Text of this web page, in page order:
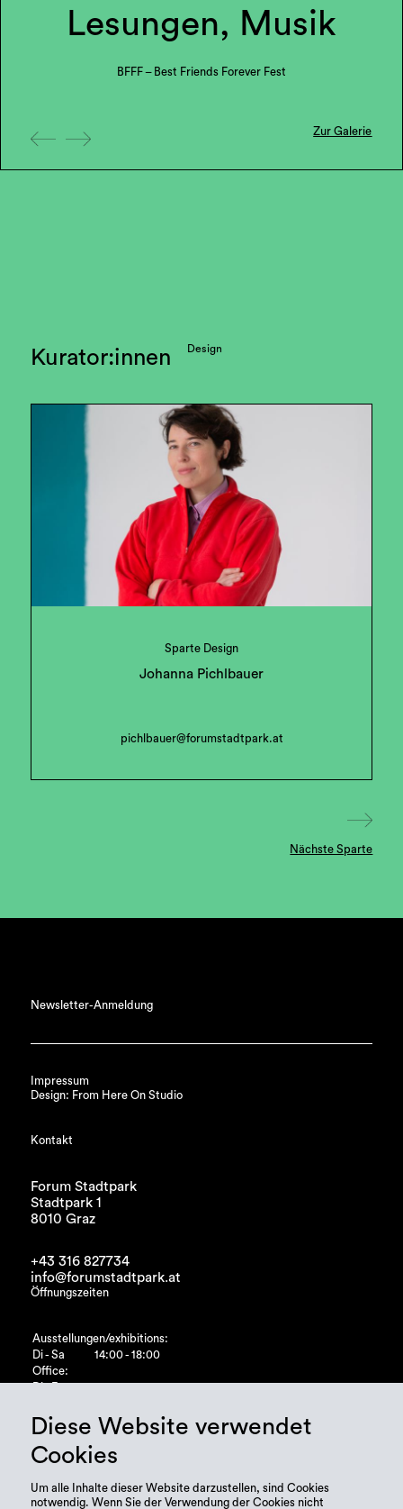
Lesungen, Musik
BFFF – Best Friends Forever Fest
Zur Galerie
Kurator:innen Design
Sparte Design
Johanna Pichlbauer
pichlbauer@forumstadtpark.at
Nächste Sparte
Newsletter-Anmeldung
Impressum
Design: From Here On Studio
Kontakt
Forum Stadtpark
Stadtpark 1
8010 Graz
+43 316 827734
info@forumstadtpark.at
Öffnungszeiten
Ausstellungen/exhibitions:
Di - Sa
14:00 - 18:00
Office:
Diese Website verwendet
Cookies
Um alle Inhalte dieser Website darzustellen, sind Cookies
notwendig. Wenn Sie der Verwendung der Cookies nicht